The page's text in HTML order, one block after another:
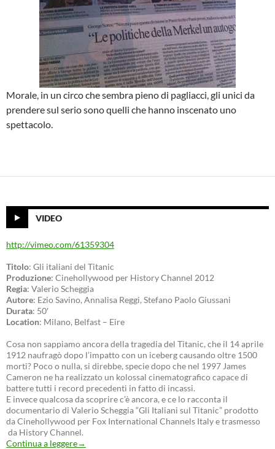
Morale, in un circo che sembra pieno di pagliacci, gli unici da
prendere sul serio sono quelli che hanno inscenato uno
spettacolo.
VIDEO
http://vimeo.com/61359304
Titolo: Gli italiani del Titanic
Produzione: Cinehollywood per History Channel 2012
Regia: Valerio Scheggia
Autore: Ezio Savino, Annalisa Reggi, Stefano Paolo Giussani
Durata: 50′
Location: Milano, Belfast – Eire
Cosa non sappiamo ancora della tragedia del Titanic, che il 14 aprile
1912 naufragò dopo l’impatto con un iceberg causando oltre 1500
morti? Poco o nulla, si direbbe, specie dopo che nel 1997 James
Cameron ne ha realizzato un kolossal cinematografico capace di
battere tutti i record precedenti in fatto di incassi.
E invece qualcosa da scoprire c’è ancora, e ce lo racconta il
documentario di Valerio Scheggia “Gli Italiani sul Titanic” prodotto
da Cinehollywood per Fox International Channels Italy e trasmesso
da History Channel.
Continua a leggere→